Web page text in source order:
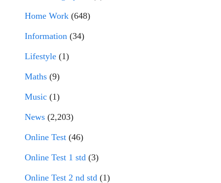
Home Work (648)
Information (34)
Lifestyle (1)
Maths (9)
Music (1)
News (2,203)
Online Test (46)
Online Test 1 std (3)
Online Test 2 nd std (1)